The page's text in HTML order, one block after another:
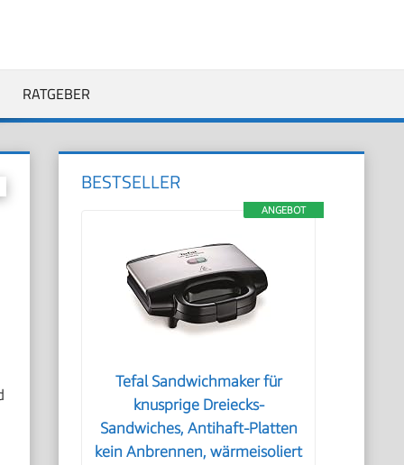
RATGEBER
BESTSELLER
ANGEBOT
Tefal Sandwichmaker für
knusprige Dreiecks-
Sandwiches, Antihaft-Platten
kein Anbrennen, wärmeisoliert